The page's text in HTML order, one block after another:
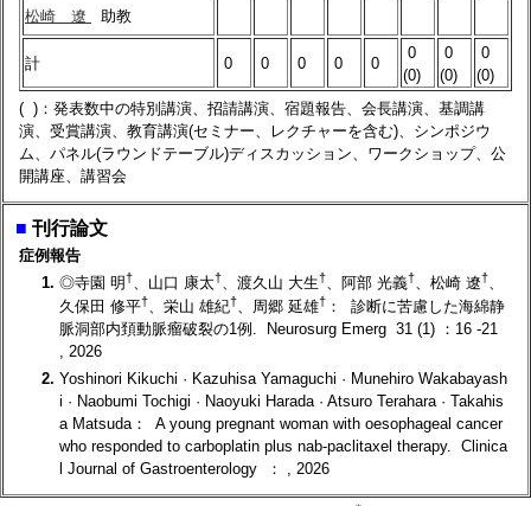
松崎 遼 助教
計 0 0 0 0 0
0
(0)
0
(0)
0
(0)
( )：発表数中の特別講演、招請講演、宿題報告、会長講演、基調講
演、受賞講演、教育講演(セミナー、レクチャーを含む)、シンポジウ
ム、パネル(ラウンドテーブル)ディスカッション、ワークショップ、公
開講座、講習会
■ 刊行論文
症例報告
1. ◎寺園 明†、山口 康太†、渡久山 大生†、阿部 光義†、松崎 遼†、
久保田 修平† 、栄山 雄紀† 、周郷 延雄† ： 診断に苦慮した海綿静
脈洞部内頚動脈瘤破裂の1例. Neurosurg Emerg 31 (1) ：16 -21
, 2026
2. Yoshinori Kikuchi · Kazuhisa Yamaguchi · Munehiro Wakabayash
i · Naobumi Tochigi · Naoyuki Harada · Atsuro Terahara · Takahis
a Matsuda： A young pregnant woman with oesophageal cancer
who responded to carboplatin plus nab-paclitaxel therapy. Clinica
l Journal of Gastroenterology ： , 2026